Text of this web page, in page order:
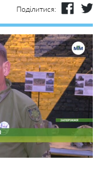
Поділитися: